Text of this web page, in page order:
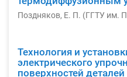
Поздняков, Е. П. (ГГТУ им.
Технология и
электрического
поверхностей